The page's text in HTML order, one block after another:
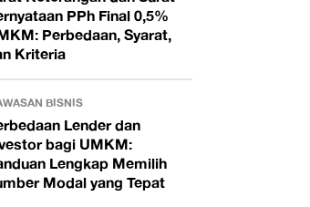
PPh Final 0,5%
Perbedaan, Syarat,
Kriteria
BISNIS
Lender dan
bagi UMKM:
Lengkap Memilih
Modal yang Tepat